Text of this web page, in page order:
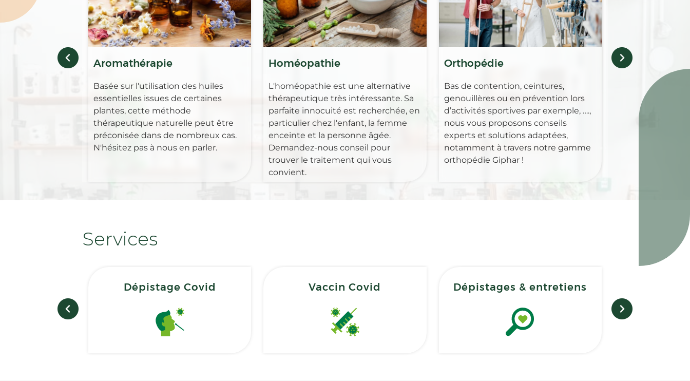
Aromathérapie
Basée sur l'utilisation des huiles
essentielles issues de certaines
plantes, cette méthode
thérapeutique naturelle peut être
préconisée dans de nombreux cas.
N'hésitez pas à nous en parler.
Homéopathie
L'homéopathie est une alternative
thérapeutique très intéressante. Sa
parfaite innocuité est recherchée, en
particulier chez l'enfant, la femme
enceinte et la personne âgée.
Demandez-nous conseil pour
trouver le traitement qui vous
convient.
Orthopédie
Bas de contention, ceintures,
genouillères ou en prévention lors
d’activités sportives par exemple, ….,
nous vous proposons conseils
experts et solutions adaptées,
notamment à travers notre gamme
orthopédie Giphar !
Services
Dépistage Covid Vaccin Covid Dépistages & entretiens